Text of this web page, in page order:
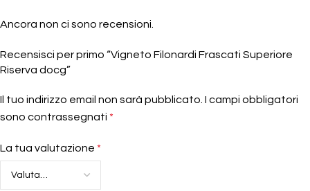
Ancora non ci sono recensioni.
Recensisci per primo “Vigneto Filonardi Frascati Superiore
Riserva docg”
Il tuo indirizzo email non sarà pubblicato. I campi obbligatori
sono contrassegnati *
La tua valutazione *